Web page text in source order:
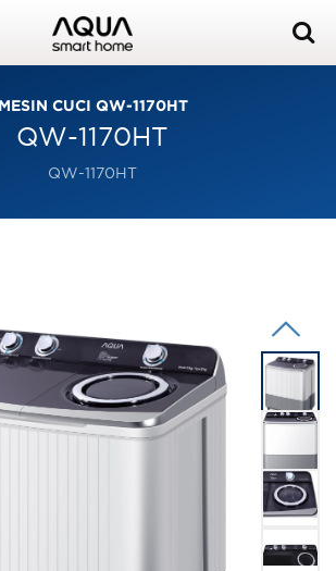
MESIN CUCI QW-1170HT
QW-1170HT
QW-1170HT